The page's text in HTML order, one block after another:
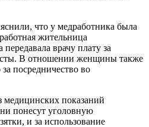
что у медработника была
жительница
врачу плату за
В отношении женщины также
посредничество во
медицинских показаний
понесут уголовную
и за использование